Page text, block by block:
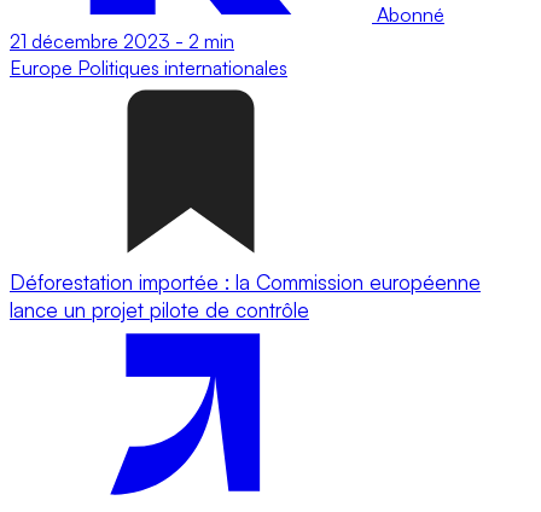
Abonné
21 décembre 2023 - 2 min
Europe Politiques internationales
Déforestation importée : la Commission européenne
lance un projet pilote de contrôle